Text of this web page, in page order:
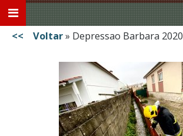
<< Voltar» Depressao Barbara 2020